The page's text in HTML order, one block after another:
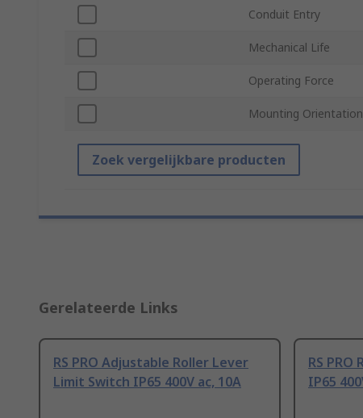
Conduit Entry
Mechanical Life
Operating Force
Mounting Orientation
Zoek vergelijkbare producten
Gerelateerde Links
RS PRO Adjustable Roller Lever
Limit Switch IP65 400V ac, 10A
RS
IP65